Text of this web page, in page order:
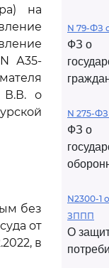
на
А35-
В.В. о
без
от
в
N 79-ФЗ
ФЗ о
N 275-ФЗ
ФЗ о
N2300-1
ЗППП
О